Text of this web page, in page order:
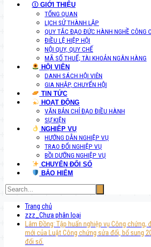
Ⓘ GIỚI THIỆU
TỔNG QUAN
LỊCH SỬ THÀNH LẬP
QUY TẮC ĐẠO ĐỨC HÀNH NGHỀ CÔNG
ĐIỀU LỆ HIỆP HỘI
NỘI QUY, QUY CHẾ
MÃ SỐ THUẾ; TÀI KHOẢN NGÂN HÀNG
HỘI VIÊN
DANH SÁCH HỘI VIÊN
GIA NHẬP, CHUYỂN HỘI
TIN TỨC
HOẠT ĐỘNG
VĂN BẢN CHỈ ĐẠO ĐIỀU HÀNH
SỰ KIỆN
NGHIỆP VỤ
HƯỚNG DẪN NGHIỆP VỤ
TRAO ĐỔI NGHIỆP VỤ
BỒI DƯỠNG NGHIỆP VỤ
CHUYỂN ĐỔI SỐ
BẢO HIỂM
Trang chủ
zzz_Chưa phân loại
Lâm Đồng: Tập huấn nghiệp vụ Công chứng,
mới của Luật Công chứng sửa đổi, bổ sung
đổi số.